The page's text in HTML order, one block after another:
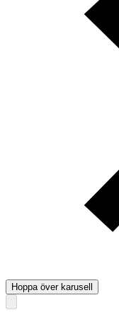
Hoppa över karusell